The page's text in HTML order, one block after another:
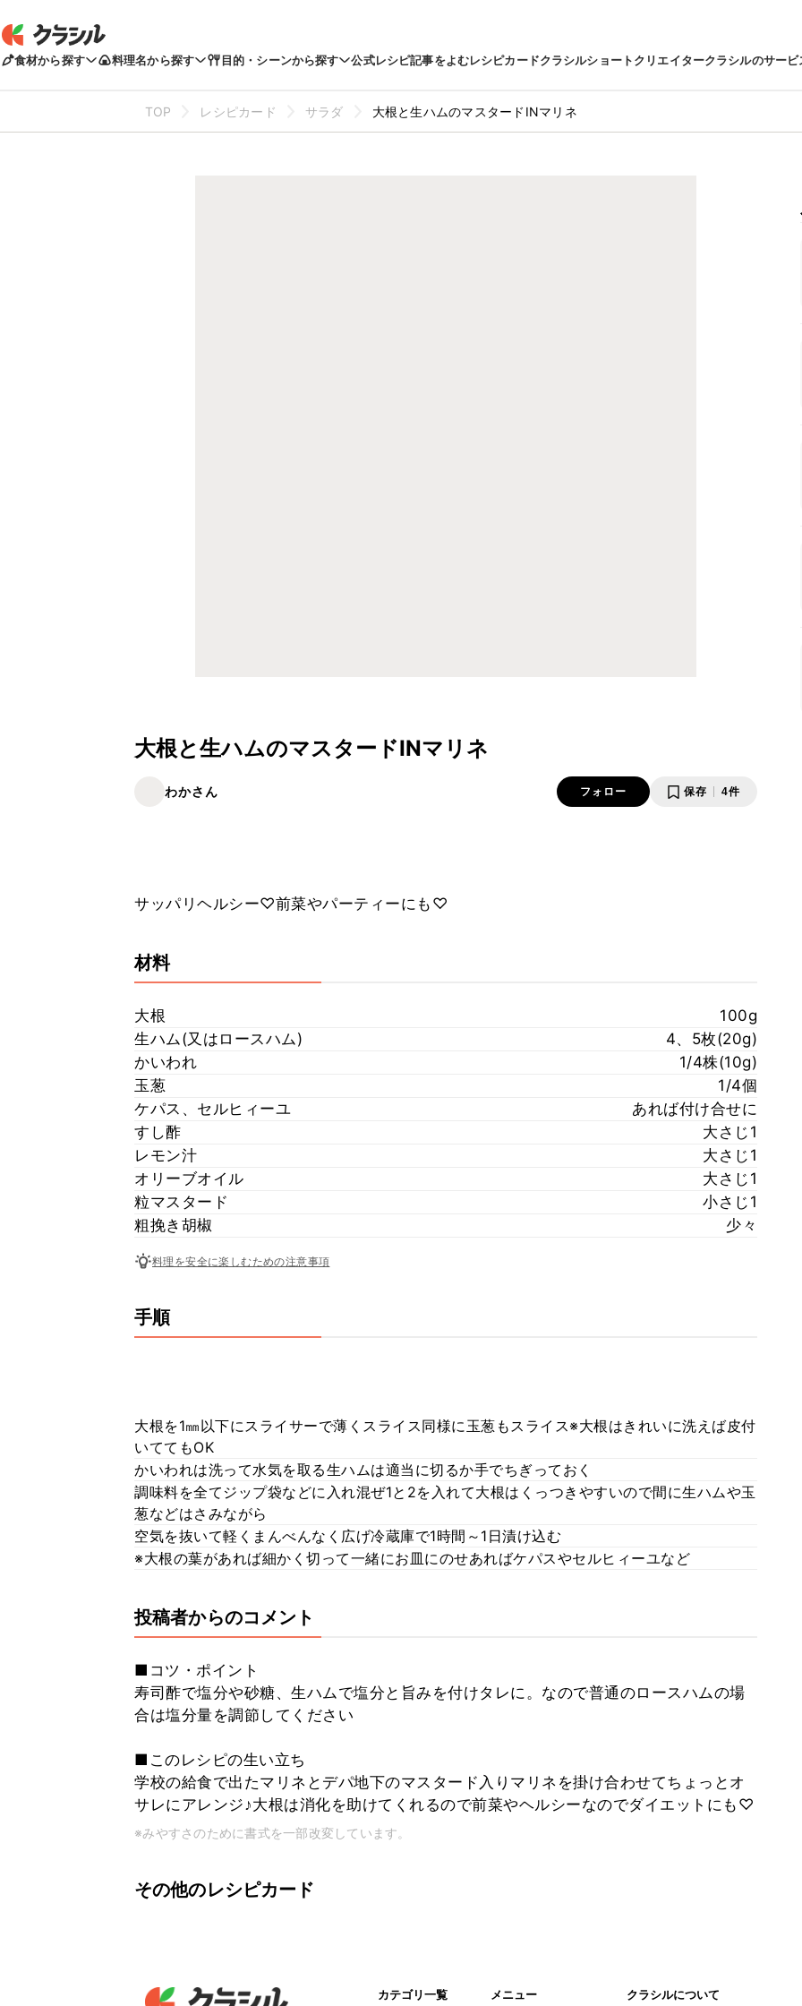
食材から探す 料理名から探す 目的・シーンから探す 公式レシピ記事をよむレシピカードクラシルショートクリエイタークラシルのサービ
TOP レシピカード サラダ 大根と生ハムのマスタードINマリネ
大根と生ハムのマスタードINマリネ
わかさん フォロー 保存 4件
サッパリヘルシー♡前菜やパーティーにも♡
材料
大根
100g
生ハム(又はロースハム)
4、5枚(20g)
かいわれ
1/4株(10g)
玉葱
1/4個
ケパス、セルヒィーユ
あれば付け合せに
すし酢
大さじ1
レモン汁
大さじ1
オリーブオイル
大さじ1
粒マスタード
小さじ1
粗挽き胡椒
少々
料理を安全に楽しむための注意事項
手順
大根を1㎜以下にスライサーで薄くスライス同様に玉葱もスライス※大根はきれいに洗えば皮付
いててもOK
かいわれは洗って水気を取る生ハムは適当に切るか手でちぎっておく
調味料を全てジップ袋などに入れ混ぜ1と2を入れて大根はくっつきやすいので間に生ハムや玉
葱などはさみながら
空気を抜いて軽くまんべんなく広げ冷蔵庫で1時間～1日漬け込む
※大根の葉があれば細かく切って一緒にお皿にのせあればケパスやセルヒィーユなど
投稿者からのコメント
■コツ・ポイント
寿司酢で塩分や砂糖、生ハムで塩分と旨みを付けタレに。なので普通のロースハムの場
合は塩分量を調節してください
■このレシピの生い立ち
学校の給食で出たマリネとデパ地下のマスタード入りマリネを掛け合わせてちょっとオ
サレにアレンジ♪大根は消化を助けてくれるので前菜やヘルシーなのでダイエットにも♡
※みやすさのために書式を一部改変しています。
その他のレシピカード
カテゴリ一覧 メニュー クラシルについて